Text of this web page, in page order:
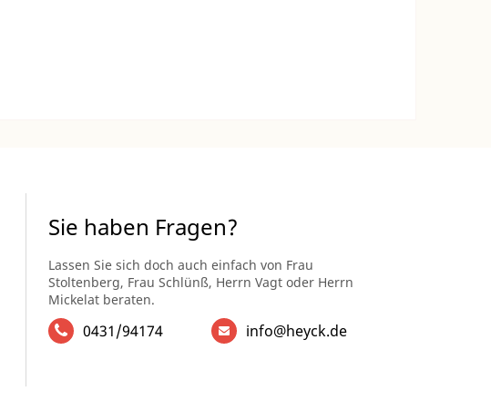
Sie haben Fragen?
Lassen Sie sich doch auch einfach von Frau
Stoltenberg, Frau Schlünß, Herrn Vagt oder Herrn
Mickelat beraten.
0431/94174 info@heyck.de